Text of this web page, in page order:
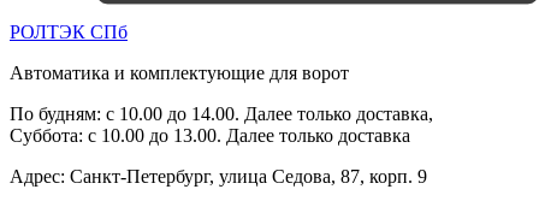
РОЛТЭК СПб
Автоматика и комплектующие для ворот
По будням: с 10.00 до 14.00. Далее только доставка,
Суббота: с 10.00 до 13.00. Далее только доставка
Адрес: Санкт-Петербург, улица Седова, 87, корп. 9